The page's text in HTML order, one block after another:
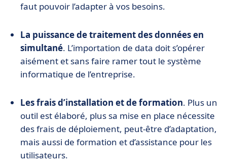
faut pouvoir l’adapter à vos besoins.
La puissance de traitement des données en
simultané. L’importation de data doit s’opérer
aisément et sans faire ramer tout le système
informatique de l’entreprise.
Les frais d’installation et de formation. Plus un
outil est élaboré, plus sa mise en place nécessite
des frais de déploiement, peut-être d’adaptation,
mais aussi de formation et d’assistance pour les
utilisateurs.